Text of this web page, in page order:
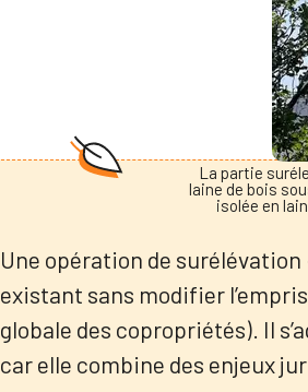
La partie
laine de bois
isolée en
Une opération de
existant sans modifier
globale des copropriétés). Il
car elle combine des enjeux